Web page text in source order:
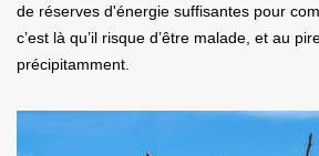
de réserves d'énergie suffisantes pour
c’est là qu’il risque d’être malade, et au
précipitamment.